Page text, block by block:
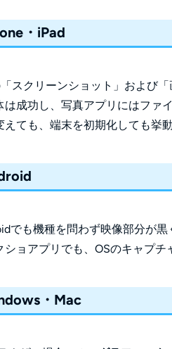
・iPad
スクリーンショット」および
は成功し、写真アプリにはファ
えても、端末を初期化しても挙
でも機種を問わず映像部分が
ショアプリでも、OSのキャプチ
・Mac